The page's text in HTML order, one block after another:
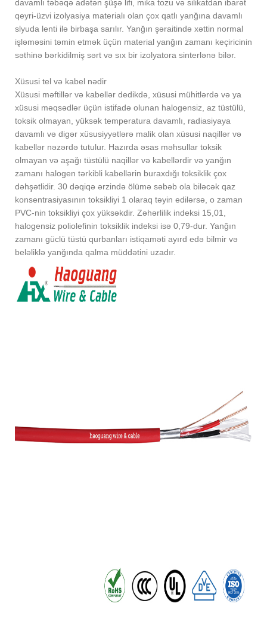
davamlı təbəqə adətən şüşə lifi, mika tozu və silikatdan ibarət
qeyri-üzvi izolyasiya materialı olan çox qatlı yanğına davamlı
slyuda lenti ilə birbaşa sarılır. Yanğın şəraitində xəttin normal
işləməsini təmin etmək üçün material yanğın zamanı keçiricinin
səthinə bərkidilmiş sərt və sıx bir izolyatora sinterlənə bilər.
Xüsusi tel və kabel nədir
Xüsusi məftillər və kabellər dedikdə, xüsusi mühitlərdə və ya
xüsusi məqsədlər üçün istifadə olunan halogensiz, az tüstülü,
toksik olmayan, yüksək temperatura davamlı, radiasiyaya
davamlı və digər xüsusiyyətlərə malik olan xüsusi naqillər və
kabellər nəzərdə tutulur. Hazırda əsas məhsullar toksik
olmayan və aşağı tüstülü naqillər və kabellərdir və yanğın
zamanı halogen tərkibli kabellərin buraxdığı toksiklik çox
dəhşətlidir. 30 dəqiqə ərzində ölümə səbəb ola biləcək qaz
konsentrasiyasının toksikliyi 1 olaraq təyin edilərsə, o zaman
PVC-nin toksikliyi çox yüksəkdir. Zəhərlilik indeksi 15,01,
halogensiz poliolefinin toksiklik indeksi isə 0,79-dur. Yanğın
zamanı güclü tüstü qurbanları istiqaməti ayırd edə bilmir və
beləliklə yanğında qalma müddətini uzadır.